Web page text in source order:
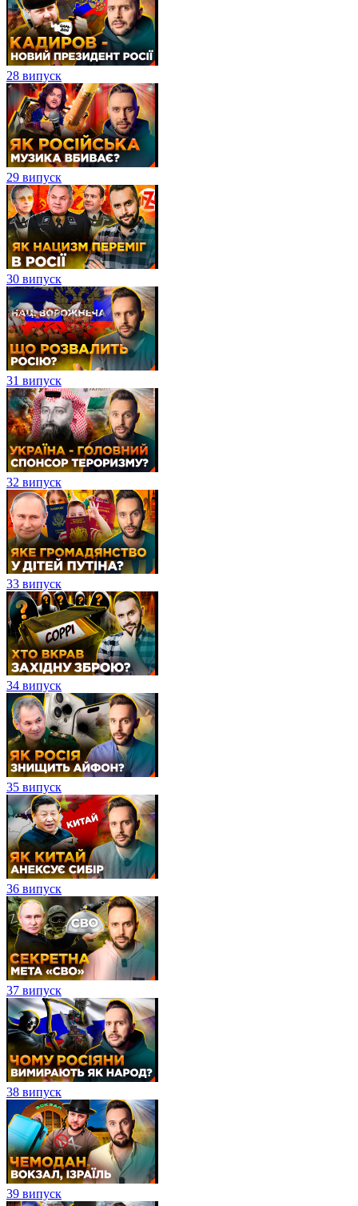
28 випуск
29 випуск
30 випуск
31 випуск
32 випуск
33 випуск
34 випуск
35 випуск
36 випуск
37 випуск
38 випуск
39 випуск